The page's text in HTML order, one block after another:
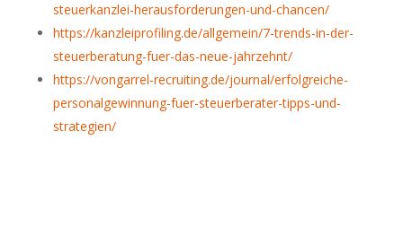
steuerkanzlei-herausforderungen-und-chancen/
https://kanzleiprofiling.de/allgemein/7-trends-in-der-
steuerberatung-fuer-das-neue-jahrzehnt/
https://vongarrel-recruiting.de/journal/erfolgreiche-
personalgewinnung-fuer-steuerberater-tipps-und-
strategien/